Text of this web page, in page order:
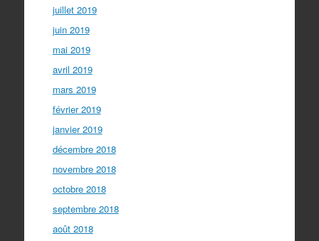
juillet 2019
juin 2019
mai 2019
avril 2019
mars 2019
février 2019
janvier 2019
décembre 2018
novembre 2018
octobre 2018
septembre 2018
août 2018